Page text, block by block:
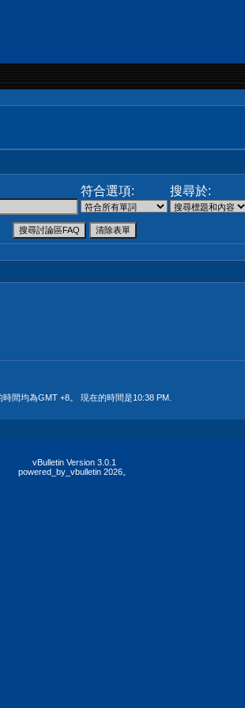
符合選項: 搜尋於:
時間均為GMT +8。 現在的時間是10:38 PM
vBulletin Version 3.0.1
powered_by_vbulletin 2026。